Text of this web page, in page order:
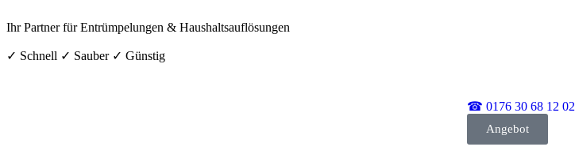
Ihr Partner für Entrümpelungen & Haushaltsauflösungen
✓ Schnell ✓ Sauber ✓ Günstig
☎ 0176 30 68 12 02
Angebot